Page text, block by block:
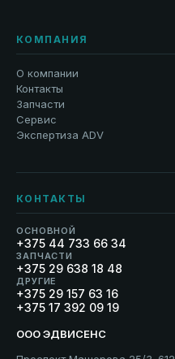
КОМПАНИЯ
О компании
Контакты
Запчасти
Сервис
Экспертиза ADV
КОНТАКТЫ
ОСНОВНОЙ
+375 44 733 66 34
ЗАПЧАСТИ
+375 29 638 18 48
ДРУГИЕ
+375 29 157 63 16
+375 17 392 09 19
ООО ЭДВИСЕНС